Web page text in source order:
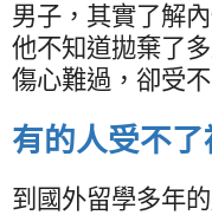
男子，其實了解
他不知道拋棄了
傷心難過，卻受
有的人受不
到國外留學多年